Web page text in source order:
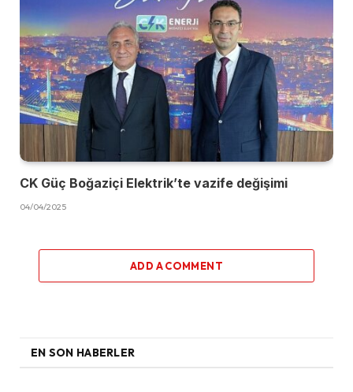
CK Güç Boğaziçi Elektrik’te vazife değişimi
04/04/2025
ADD A COMMENT
EN SON HABERLER